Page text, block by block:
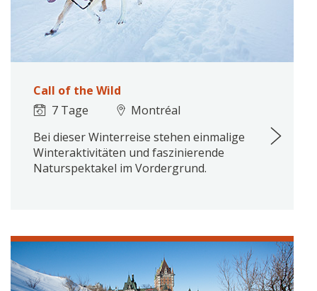
Call of the Wild
7 Tage
Montréal
Bei dieser Winterreise stehen einmalige
Winteraktivitäten und faszinierende
Naturspektakel im Vordergrund.